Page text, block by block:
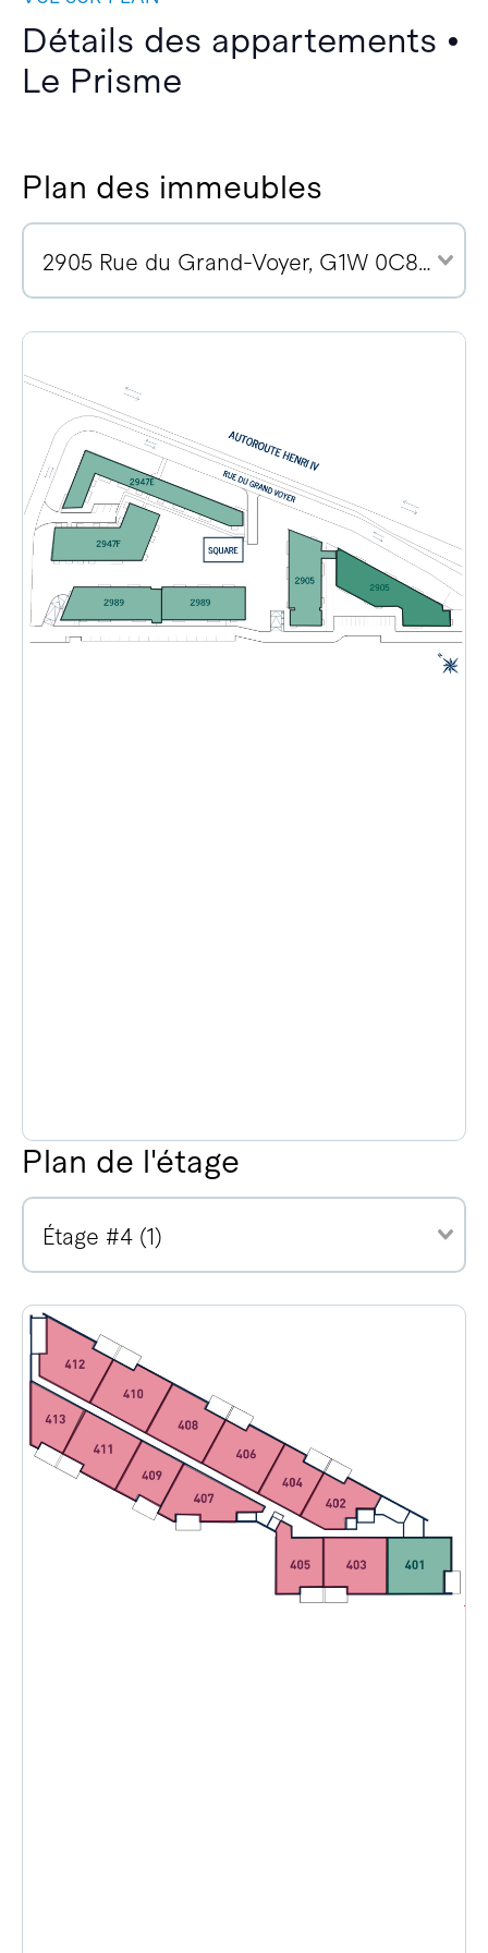
Détails des appartements •
Le Prisme
Plan des immeubles
2905 Rue du Grand-Voyer, G1W 0C8 (4)
Plan de l'étage
Étage #4 (1)